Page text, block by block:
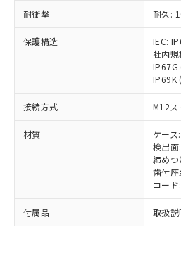
耐衝撃 耐久:
保護構造
IEC:
社内
IP67G
IP69K
接続方式 M12
材質
ケー
検出
締め
歯付
コー
付属品 取扱
覧された時点での
準価格とは異なる
了承ください。
正式な納期状況お
様のお取引先、ま
ムロン制御機器販
ご相談ください。
オムロン制御機器
販売ネットワ
在庫状況および標準
事前の承諾なく第三
示しないようお願い
マイパーツ機能（部
ビス）をご利用い
鉛(Pb) 1000ppm以下、 水銀(Hg)
ミウム(Cd) 100ppm以下、
六価クロム(Cr(Ⅵ)) 1000ppm以
類(PBB) 1000ppm以下、ポリ臭化
(PBDE) 1000ppm以下、フタル酸
ル) (DEHP)(別名：DOP)
ルベンジル（BBP） 1000ppm以
（DBP） 1000ppm以下、フタ
適用除外項目は除く。
フタル酸エステル類の４物質に
図的な使用がないことを確認して
部品在庫の切り替え状況
月が前後することがあり
*中国RoHS10物質の基準値 (GB/
Pb(鉛) :1000ppm、 Hg(水銀) :
Cr(Ⅵ)(六価クロム) : 1000ppm、
ニル類) : 1000ppm、 PBDEs(ポリ
DBP(フタル酸ジブチル) :
イソブチル) : 1000ppm、 BBP(
DEHP(フタル酸ビス(2-エチルヘキ
※2 環境保護使用期限
「ｅ」：有害物質（10物
準値以下であることを示
「10」：通常の使用状況
質が外部に漏えいし、環
及ぼさない年数を意味し
国政府の輸出許可(
可)を取得するなど
当社は規制貨物を
全に破砕するなど
いよう必要な手段を
当社は貴社製品を、
ル、化学兵器、生物
武器並びにこれら
使用いたしません。
当社は、貴社製品を
場合は、上記1、2お
該第三者に通知しま
販売先および販売
法に輸出するおそれ
一定数以上の在
一定数には満た
在庫なし(最新
いては、お客様
たはお客様担当
機器販売店・
認ください)
白
受注生産機種
情報を公開して